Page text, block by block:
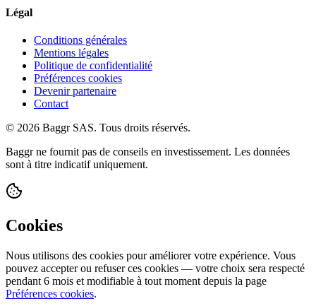
Légal
Conditions générales
Mentions légales
Politique de confidentialité
Préférences cookies
Devenir partenaire
Contact
© 2026 Baggr SAS. Tous droits réservés.
Baggr ne fournit pas de conseils en investissement. Les données
sont à titre indicatif uniquement.
Cookies
Nous utilisons des cookies pour améliorer votre expérience. Vous
pouvez accepter ou refuser ces cookies — votre choix sera respecté
pendant 6 mois et modifiable à tout moment depuis la page
Préférences cookies.